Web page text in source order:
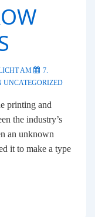
AM
7.
UNCATEGORIZED
printing and
the industry’s
an unknown
it to make a type